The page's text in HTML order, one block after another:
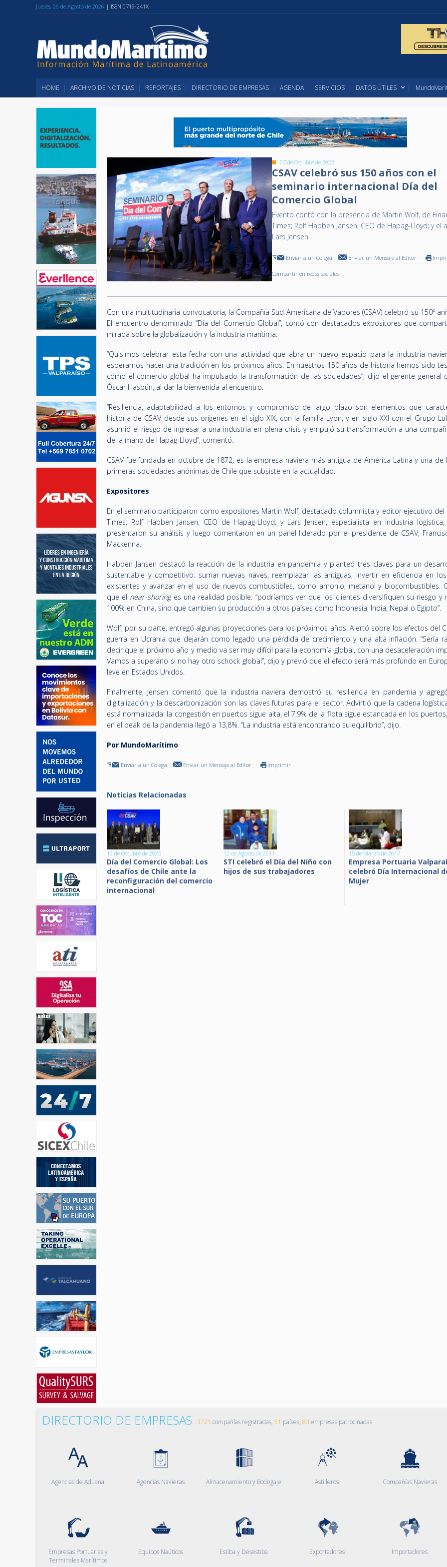
Jueves, 06 de Agosto de 2026 | ISSN 0719-241X
HOME ARCHIVO DE NOTICIAS REPORTAJES DIRECTORIO DE EMPRESAS AGENDA SERVICIOS DATOS ÚTILES
07 de Octubre de 2022
CSAV celebró sus 150 años con el
seminario internacional Día del
Comercio Global
Evento contó con la presencia de Martin Wolf, de
Times; Rolf Habben Jansen, CEO de Hapag-Lloyd; y el
Lars Jensen
Enviar a un Colega Enviar un Mensaje al Editor
Compartir en redes sociales
Con una multitudinaria convocatoria, la Compañía Sud Americana de Vapores (CSAV) celebró su 150º
El encuentro denominado “Día del Comercio Global”, contó con destacados expositores que
mirada sobre la globalización y la industria marítima.
“Quisimos celebrar esta fecha con una actividad que abra un nuevo espacio para la industria
esperamos hacer una tradición en los próximos años. En nuestros 150 años de historia hemos sido
cómo el comercio global ha impulsado la transformación de las sociedades”, dijo el gerente general
Óscar Hasbún, al dar la bienvenida al encuentro.
“Resiliencia, adaptabilidad a los entornos y compromiso de largo plazo son elementos que
historia de CSAV desde sus orígenes en el siglo XIX, con la familia Lyon, y en siglo XXI con el Grupo
asumió el riesgo de ingresar a una industria en plena crisis y empujó su transformación a una
de la mano de Hapag-Lloyd”, comentó.
CSAV fue fundada en octubre de 1872, es la empresa naviera más antigua de América Latina y una de
primeras sociedades anónimas de Chile que subsiste en la actualidad.
Expositores
En el seminario participaron como expositores Martin Wolf, destacado columnista y editor ejecutivo del
Times; Rolf Habben Jansen, CEO de Hapag-Lloyd; y Lars Jensen, especialista en industria logística,
presentaron su análisis y luego comentaron en un panel liderado por el presidente de CSAV,
Mackenna.
Habben Jansen destacó la reacción de la industria en pandemia y planteó tres claves para un
sustentable y competitivo: sumar nuevas naves, reemplazar las antiguas, invertir en eficiencia en
existentes y avanzar en el uso de nuevos combustibles, como amonio, metanol y biocombustibles.
que el near-shoring es una realidad posible: “podríamos ver que los clientes diversifiquen su riesgo y
100% en China, sino que cambien su producción a otros países como Indonesia, India, Nepal o Egipto”.
Wolf, por su parte, entregó algunas proyecciones para los próximos años. Alertó sobre los efectos del
guerra en Ucrania que dejarán como legado una pérdida de crecimiento y una alta inflación. “Sería
decir que el próximo año y medio va ser muy difícil para la economía global, con una desaceleración
Vamos a superarlo si no hay otro schock global”, dijo y previó que el efecto será más profundo en
leve en Estados Unidos.
Finalmente, Jensen comentó que la industria naviera demostró su resiliencia en pandemia y
digitalización y la descarbonización son las claves futuras para el sector. Advirtió que la cadena
está normalizada: la congestión en puertos sigue alta, el 7,9% de la flota sigue estancada en los
en el peak de la pandemia llegó a 13,8%. “La industria está encontrando su equilibrio”, dijo.
Por MundoMarítimo
Enviar a un Colega Enviar un Mensaje al Editor Imprimir
Noticias Relacionadas
16 de Octubre de 2025
Día del Comercio Global: Los
desafíos de Chile ante la
reconfiguración del comercio
internacional
12 de Agosto de 2011
STI celebró el Día del Niño con
hijos de sus trabajadores
15 de Marzo de 2017
Empresa Portuaria
celebró Día Internacional
Mujer
DIRECTORIO DE EMPRESAS 3721 compañías registradas, 51 países, 83 empresas patrocinadas
Agencias de Aduana Agencias Navieras Almacenamiento y Bodegaje Astilleros Compañías Navieras
Empresas Portuarias y
Terminales Marítimos
Equipos Naúticos Estiba y Desestiba Exportadores Importadores